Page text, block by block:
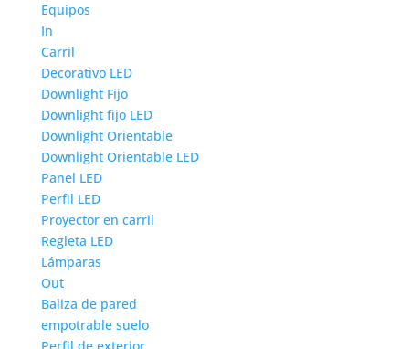
Equipos
In
Carril
Decorativo LED
Downlight Fijo
Downlight fijo LED
Downlight Orientable
Downlight Orientable LED
Panel LED
Perfil LED
Proyector en carril
Regleta LED
Lámparas
Out
Baliza de pared
empotrable suelo